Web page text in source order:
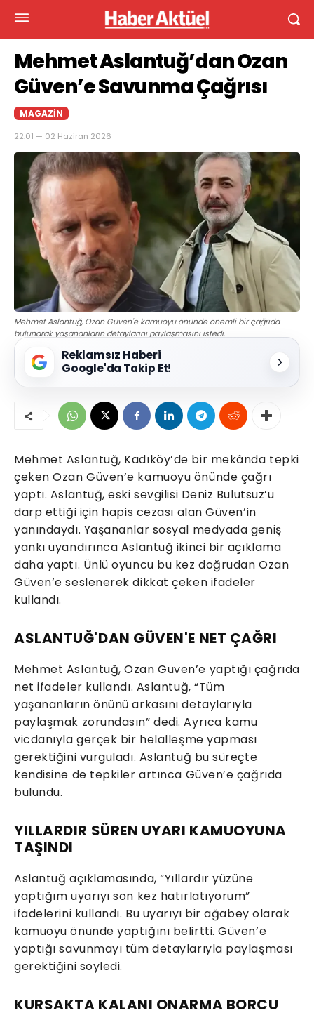
Mehmet Aslantuğ’dan Ozan
Güven’e Savunma Çağrısı
MAGAZIN
22:01 — 02 Haziran 2026
Mehmet Aslantuğ, Ozan Güven'e kamuoyu önünde önemli bir çağrıda
bulunarak yaşananların detaylarını paylaşmasını istedi.
Reklamsız Haberi
Google'da Takip Et!
Mehmet Aslantuğ, Kadıköy’de bir mekânda tepki
çeken Ozan Güven’e kamuoyu önünde çağrı
yaptı. Aslantuğ, eski sevgilisi Deniz Bulutsuz’u
darp ettiği için hapis cezası alan Güven’in
yanındaydı. Yaşananlar sosyal medyada geniş
yankı uyandırınca Aslantuğ ikinci bir açıklama
daha yaptı. Ünlü oyuncu bu kez doğrudan Ozan
Güven’e seslenerek dikkat çeken ifadeler
kullandı.
ASLANTUĞ'DAN GÜVEN'E NET ÇAĞRI
Mehmet Aslantuğ, Ozan Güven’e yaptığı çağrıda
net ifadeler kullandı. Aslantuğ, “Tüm
yaşananların önünü arkasını detaylarıyla
paylaşmak zorundasın” dedi. Ayrıca kamu
vicdanıyla gerçek bir helalleşme yapması
gerektiğini vurguladı. Aslantuğ bu süreçte
kendisine de tepkiler artınca Güven’e çağrıda
bulundu.
YILLARDIR SÜREN UYARI KAMUOYUNA
TAŞINDI
Aslantuğ açıklamasında, “Yıllardır yüzüne
yaptığım uyarıyı son kez hatırlatıyorum”
ifadelerini kullandı. Bu uyarıyı bir ağabey olarak
kamuoyu önünde yaptığını belirtti. Güven’e
yaptığı savunmayı tüm detaylarıyla paylaşması
gerektiğini söyledi.
KURSAKTA KALANI ONARMA BORCU